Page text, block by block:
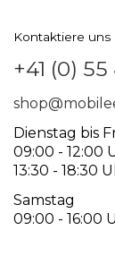
Kontaktiere uns
+41 (0) 55
Dienstag bis
09:00 - 12:00
13:30 - 18:30
Samstag
09:00 - 16:00